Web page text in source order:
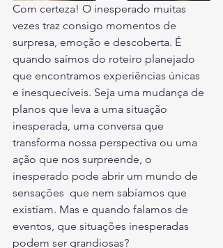
Com certeza! O inesperado muitas
vezes traz consigo momentos de
surpresa, emoção e descoberta. É
quando saímos do roteiro planejado
que encontramos experiências únicas
e inesquecíveis. Seja uma mudança de
planos que leva a uma situação
inesperada, uma conversa que
transforma nossa perspectiva ou uma
ação que nos surpreende, o
inesperado pode abrir um mundo de
sensações  que nem sabíamos que
existiam. Mas e quando falamos de
eventos, que situações inesperadas
podem ser grandiosas?